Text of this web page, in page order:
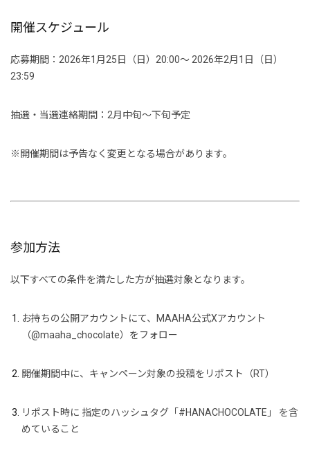
開催スケジュール
応募期間：2026年1月25日（日）20:00〜 2026年2月1日（日）
23:59
抽選・当選連絡期間：2月中旬〜下旬予定
※開催期間は予告なく変更となる場合があります。
参加方法
以下すべての条件を満たした方が抽選対象となります。
お持ちの公開アカウントにて、MAAHA公式Xアカウント
（@maaha_chocolate）をフォロー
開催期間中に、キャンペーン対象の投稿をリポスト（RT）
リポスト時に 指定のハッシュタグ「#HANACHOCOLATE」
を含
めていること